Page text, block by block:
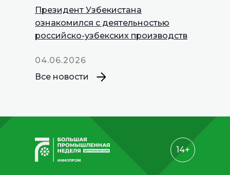
Президент Узбекистана
ознакомился с деятельностью
российско-узбекских производств
04.06.2026
Все новости
14+
INNOPROM
Talks